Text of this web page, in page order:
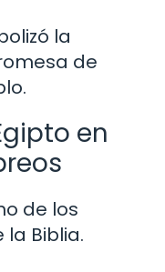
la
de
en
de los
Biblia.